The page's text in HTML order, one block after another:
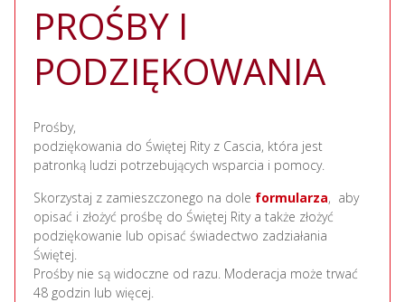
PROŚBY I
PODZIĘKOWANIA
Prośby,
podziękowania do Świętej Rity z Cascia, która jest
patronką ludzi potrzebujących wsparcia i pomocy.
Skorzystaj z zamieszczonego na dole formularza, aby
opisać i złożyć prośbę do Świętej Rity a także złożyć
podziękowanie lub opisać świadectwo zadziałania
Świętej.
Prośby nie są widoczne od razu. Moderacja może trwać
48 godzin lub więcej.